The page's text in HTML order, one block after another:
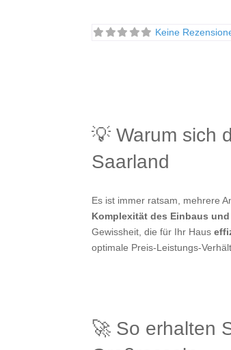
Keine
💡 Warum sich
Saarland
Es ist immer ratsam, mehrere
Komplexität des Einbaus
Gewissheit, die für Ihr Haus
optimale Preis-Leistungs-
🚀 So erhalten